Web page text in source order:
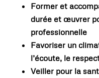
Former et
durée et œuvrer
professionnelle
Favoriser un
l’écoute, le
Veiller pour la